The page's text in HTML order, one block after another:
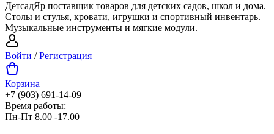
ДетсадЯр поставщик товаров для детских садов, школ и дома.
Столы и стулья, кровати, игрушки и спортивный инвентарь.
Музыкальные инструменты и мягкие модули.
Войти /Регистрация
Корзина
+7 (903) 691-14-09
Время работы:
Пн-Пт 8.00 -17.00